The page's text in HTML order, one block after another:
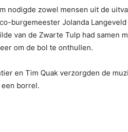
nodigde zowel mensen uit de
burgemeester Jolanda
van de Zwarte Tulp had samen
om de bol te onthullen.
en Tim Quak verzorgden de
borrel.